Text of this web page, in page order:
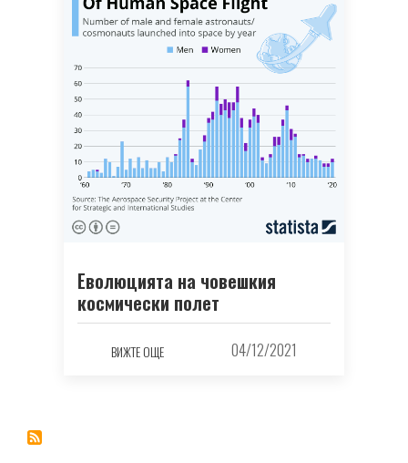
Еволюцията на човешкия
космически полет
ВИЖТЕ ОЩЕ 04/12/2021